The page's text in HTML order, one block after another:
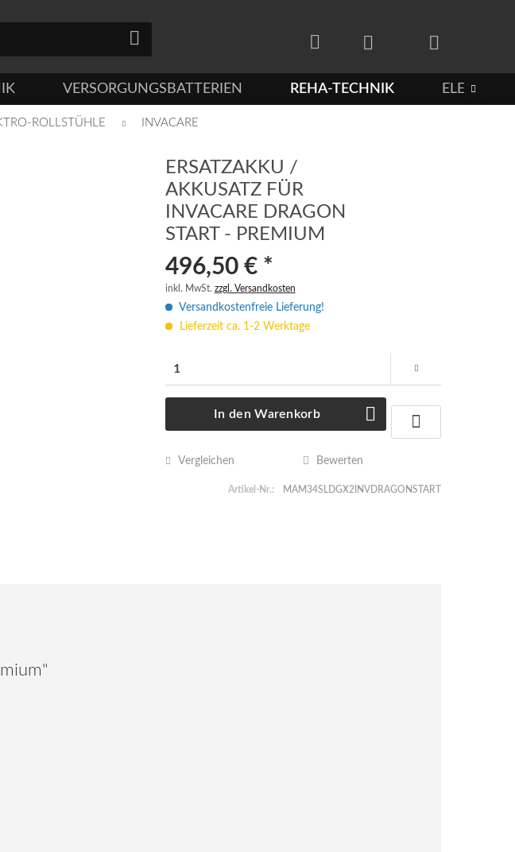
VERSORGUNGSBATTERIEN REHA-TECHNIK 
ROLLSTÜHLE INVACARE
ERSATZAKKU /
AKKUSATZ FÜR
INVACARE DRAGON
START - PREMIUM
496,50 € *
inkl. MwSt. zzgl. Versandkosten
Versandkostenfreie Lieferung!
Lieferzeit ca. 1-2 Werktage
In den Warenkorb
Vergleichen Bewerten
Artikel-Nr.: MAM34SLDGX2INVDRAGONSTART